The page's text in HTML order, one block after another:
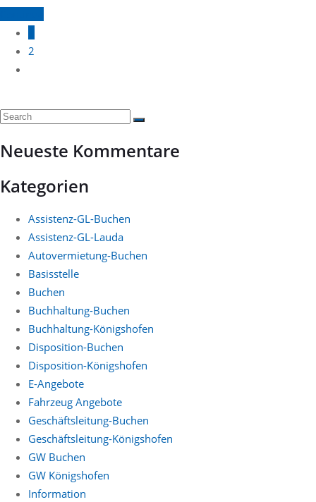
2
Neueste Kommentare
Kategorien
Assistenz-GL-Buchen
Assistenz-GL-Lauda
Autovermietung-Buchen
Basisstelle
Buchen
Buchhaltung-Buchen
Buchhaltung-Königshofen
Disposition-Buchen
Disposition-Königshofen
E-Angebote
Fahrzeug Angebote
Geschäftsleitung-Buchen
Geschäftsleitung-Königshofen
GW Buchen
GW Königshofen
Information